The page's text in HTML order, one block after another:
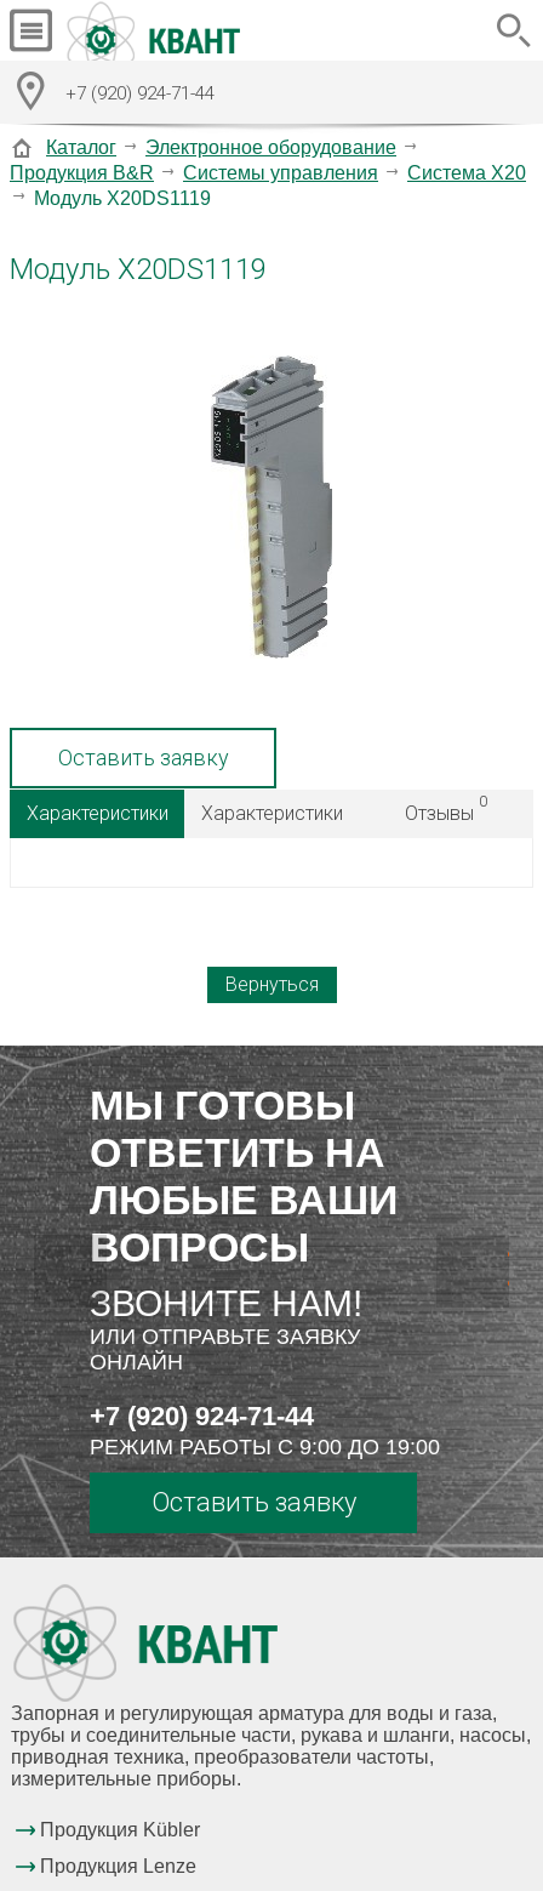
+7 (920) 924-71-44
Каталог
Электронное оборудование
Продукция B&R
Системы управления
Система X20
Модуль X20DS1119
Модуль X20DS1119
Оставить заявку
Характеристики Характеристики Отзывы
0
Вернуться
МЫ ГОТОВЫ
ОТВЕТИТЬ НА
ЛЮБЫЕ ВАШИ
ВОПРОСЫ
ЗВОНИТЕ НАМ!
ИЛИ ОТПРАВЬТЕ ЗАЯВКУ
ОНЛАЙН
+7 (920) 924-71-44
РЕЖИМ РАБОТЫ С 9:00 ДО 19:00
Оставить заявку
Запорная и регулирующая арматура для воды и газа,
трубы и соединительные части, рукава и шланги, насосы,
приводная техника, преобразователи частоты,
измерительные приборы.
Продукция Kübler
Продукция Lenze